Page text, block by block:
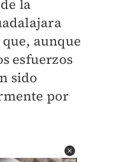
la
aunque
esfuerzos
sido
por